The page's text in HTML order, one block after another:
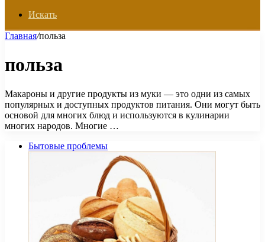
Искать
Главная/польза
польза
Макароны и другие продукты из муки — это одни из самых
популярных и доступных продуктов питания. Они могут быть
основой для многих блюд и используются в кулинарии
многих народов. Многие …
Бытовые проблемы